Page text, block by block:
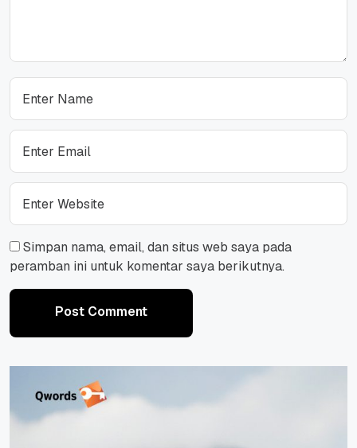
Simpan nama, email, dan situs web saya pada
peramban ini untuk komentar saya berikutnya.
Post Comment